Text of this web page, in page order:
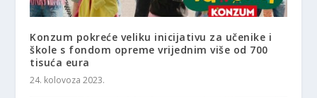
Konzum pokreće veliku inicijativu za učenike i
škole s fondom opreme vrijednim više od 700
tisuća eura
24. kolovoza 2023.